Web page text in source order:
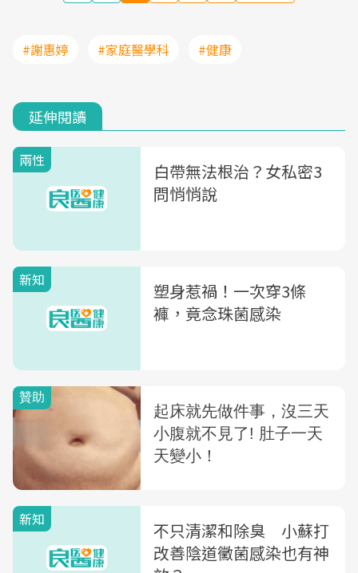
#謝惠婷 #家庭醫學科 #健康
延伸閱讀
兩性
白帶無法根治？女私密3
問悄悄說
新知
塑身惹禍！一次穿3條
褲，竟念珠菌感染
新知
不只清潔和除臭 小蘇打
改善陰道黴菌感染也有神